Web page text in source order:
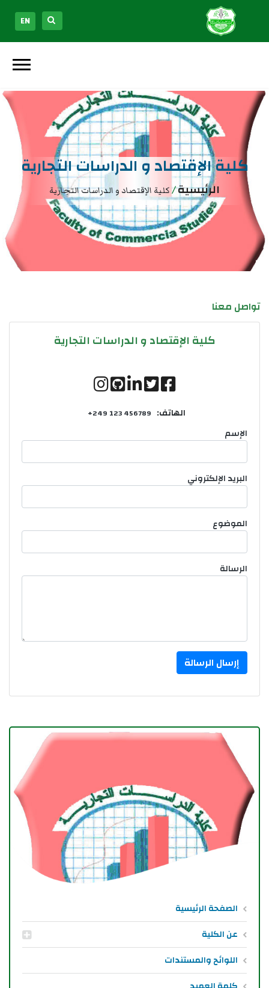
EN
كلية الإقتصاد و الدراسات التجارية
الرئيسية/كلية الإقتصاد و الدراسات التجارية
الصفحة الرئيسية
عن الكلية
اللوائح والمستندات
تواصل معنا
كلية الإقتصاد و الدراسات التجارية
الهاتف: +249 123 456789
الإسم
البريد الإلكتروني
الموضوع
الرسالة